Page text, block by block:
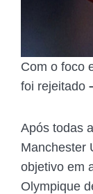
Com o foco
foi rejeitado
Após todas
Manchester
objetivo em
Olympique